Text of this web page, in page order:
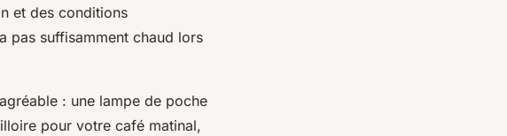
et des conditions
pas suffisamment chaud lors
: une lampe de poche
pour votre café matinal,